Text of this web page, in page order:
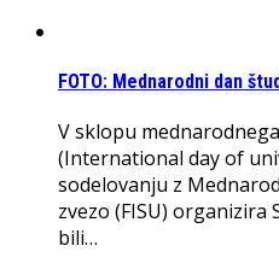
FOTO: Mednarodni dan
V sklopu
(International day of
sodelovanju z
zvezo (FISU) organizira
bili…